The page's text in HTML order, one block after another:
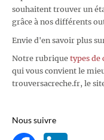
souhaitent trouver un
grâce à nos différents
Envie d'en savoir plus
Notre rubrique types de
qui vous convient le
trouversacreche.fr, le
Nous suivre